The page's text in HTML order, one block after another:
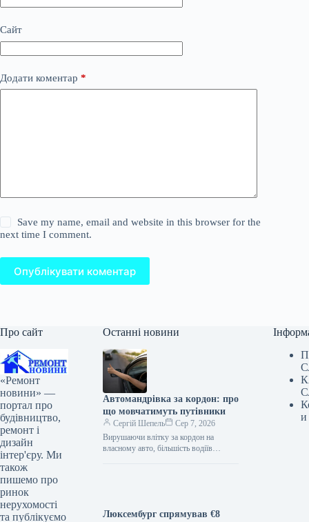
Сайт
Додати коментар *
Save my name, email and website in this browser for the
next time I comment.
Опублікувати коментар
Про сайт
«Ремонт
новини» —
портал про
будівництво,
ремонт і
дизайн
інтер'єру. Ми
також
пишемо про
ринок
нерухомості
та публікуємо
Останні новини
Автомандрівка за кордон: про
що мовчатимуть путівники
Сергій Шепель
Сер 7, 2026
Вирушаючи влітку за кордон на
власному авто, більшість водіїв
Люксембург спрямував €8
и